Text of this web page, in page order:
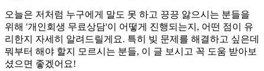
오늘은 저처럼 누구에게 말도 못 하고 끙끙 앓으시는 분들을
위해 '개인회생 무료상담'이 어떻게 진행되는지, 어떤 점이 유
리한지 자세히 알려드릴게요. 특히 빚 문제를 해결하고 싶은데
뭐부터 해야 할지 모르시는 분들, 이 글 보시고 꼭 도움 받아보
셨으면 좋겠어요!